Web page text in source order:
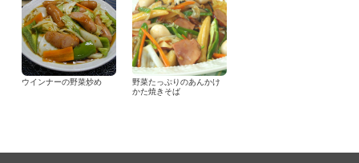
ウインナーの野菜炒め
野菜たっぷりのあんかけ
かた焼きそば